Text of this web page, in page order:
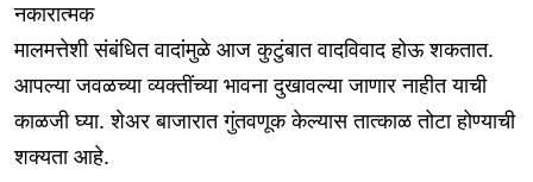
नकारात्मक
मालमत्तेशी संबंधित वादांमुळे आज कुटुंबात वादविवाद होऊ शकतात.
आपल्या जवळच्या व्यक्तींच्या भावना दुखावल्या जाणार नाहीत याची
काळजी घ्या. शेअर बाजारात गुंतवणूक केल्यास तात्काळ तोटा होण्याची
शक्यता आहे.